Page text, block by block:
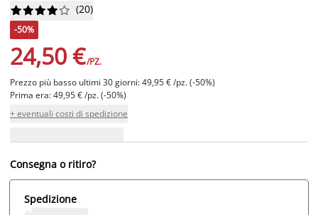





 (20)
-50%
24,50 €/PZ.
Prezzo più basso ultimi 30 giorni: 49,95 € /pz. (-50%)
Prima era: 49,95 € /pz. (-50%)
+ eventuali costi di spedizione
Consegna o ritiro?
Spedizione